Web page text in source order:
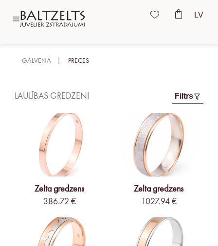
LV
GALVENA PRECES
LAULĪBAS GREDZENI Filtrs
Zelta gredzens
386.72 €
Zelta gredzens
1027.94 €